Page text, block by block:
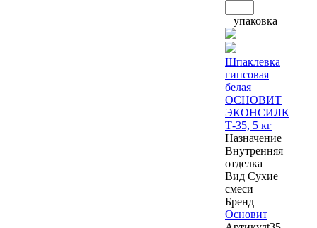
упаковка
Шпаклевка
гипсовая
белая
ОСНОВИТ
ЭКОНСИЛК
Т-35, 5 кг
Назначение
Внутренняя
отделка
Вид Сухие
смеси
Бренд
Основит